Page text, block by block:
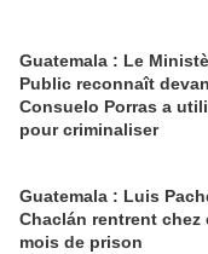
Guatemala : Le
Public reconnaît
Consuelo Porras a
pour criminaliser
Guatemala : Luis
Chaclán rentrent chez
mois de prison